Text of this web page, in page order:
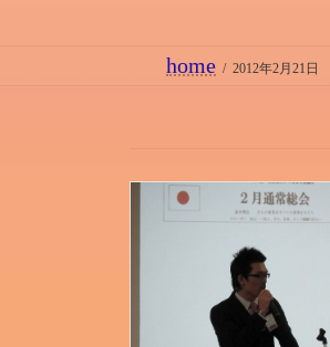
home 2012年2月21日